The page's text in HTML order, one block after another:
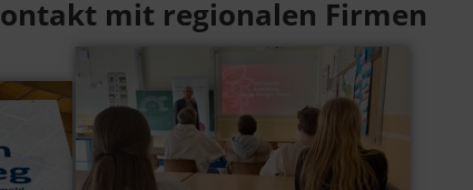
mit regionalen Firmen